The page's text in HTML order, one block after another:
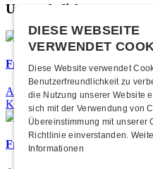
Unsere beliebtesten
Frisch bestätigt: Nicky B Fly
Am Donnerstag, 05.
Kulturfabrik Kofmehl!
Frisch bestätigt: 25 Jahre
DIESE WEBSEITE
VERWENDET
Diese Website verwendet
Benutzerfreundlichkeit zu
die Nutzung unserer Website
sich mit der Verwendung von
Übereinstimmung mit unserer
Richtlinie einverstanden.
Informationen